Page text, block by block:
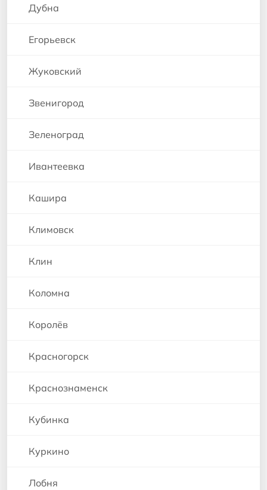
Дубна
Егорьевск
Жуковский
Звенигород
Зеленоград
Ивантеевка
Кашира
Климовск
Клин
Коломна
Королёв
Красногорск
Краснознаменск
Кубинка
Куркино
Лобня